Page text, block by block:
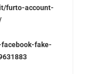
furto-account-
fake-